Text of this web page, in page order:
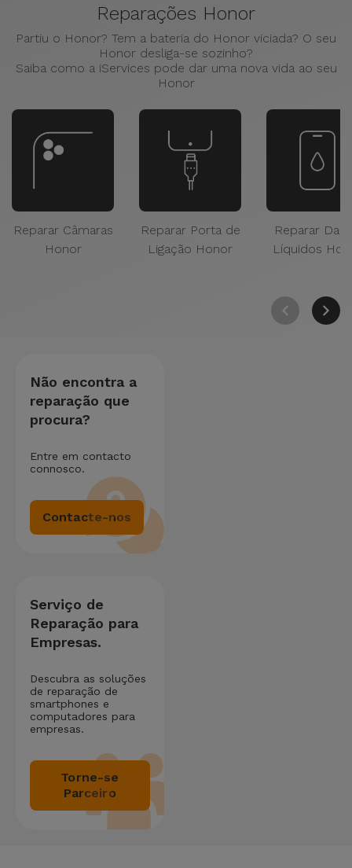
Reparações Honor
Partiu o Honor? Tem a bateria do Honor viciada? O seu
Honor desliga-se sozinho?
Saiba como a iServices pode dar uma nova vida ao seu
Honor
Reparar Câmaras
Honor
Reparar Porta de
Ligação Honor
Reparar
Líquidos
Não encontra a
reparação que
procura?
Entre em contacto
connosco.
Contacte-nos
Serviço de
Reparação para
Empresas.
Descubra as soluções
de reparação de
smartphones e
computadores para
empresas.
Torne-se
Parceiro